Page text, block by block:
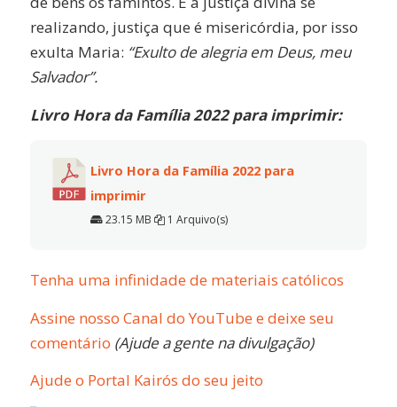
realizando, justiça que é misericórdia, por isso
exulta Maria: “Exulto de alegria em Deus, meu
Salvador”.
Livro Hora da Família 2022 para imprimir:
Livro Hora da Família 2022 para
imprimir
23.15 MB 1 Arquivo(s)
Tenha uma infinidade de materiais católicos
Assine nosso Canal do YouTube e deixe seu
comentário (Ajude a gente na divulgação)
Ajude o Portal Kairós do seu jeito